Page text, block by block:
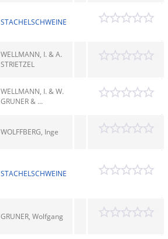
STACHELSCHWEINE
WELLMANN, I. & A.
STRIETZEL
WELLMANN, I. & W.
GRUNER & ...
WOLFFBERG, Inge
STACHELSCHWEINE
GRUNER, Wolfgang